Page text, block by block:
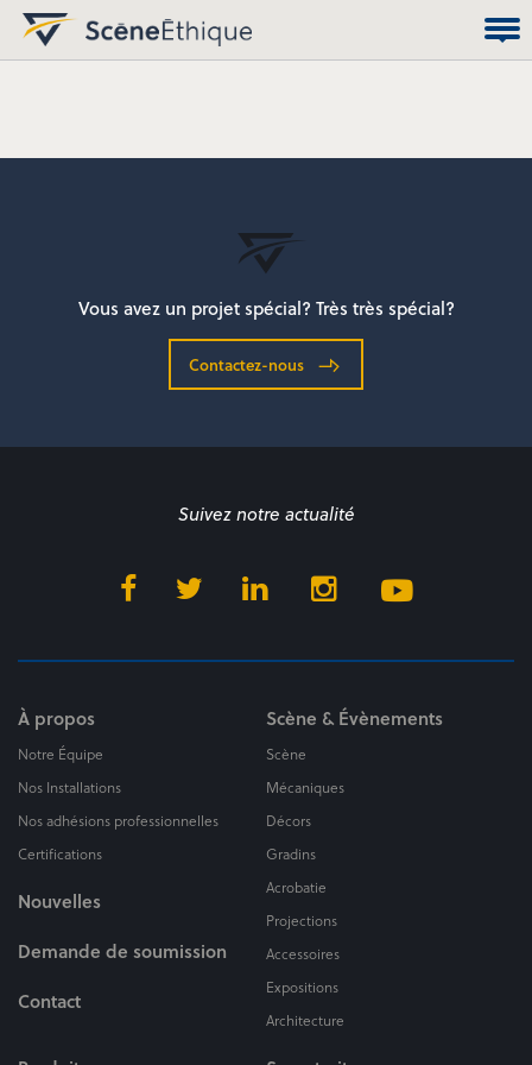
Vous avez un projet spécial? Très très spécial?
Contactez-nous
Suivez notre actualité
À propos
Notre Équipe
Nos Installations
Nos adhésions professionnelles
Certifications
Nouvelles
Demande de soumission
Contact
Scène & Évènements
Scène
Mécaniques
Décors
Gradins
Acrobatie
Projections
Accessoires
Expositions
Architecture